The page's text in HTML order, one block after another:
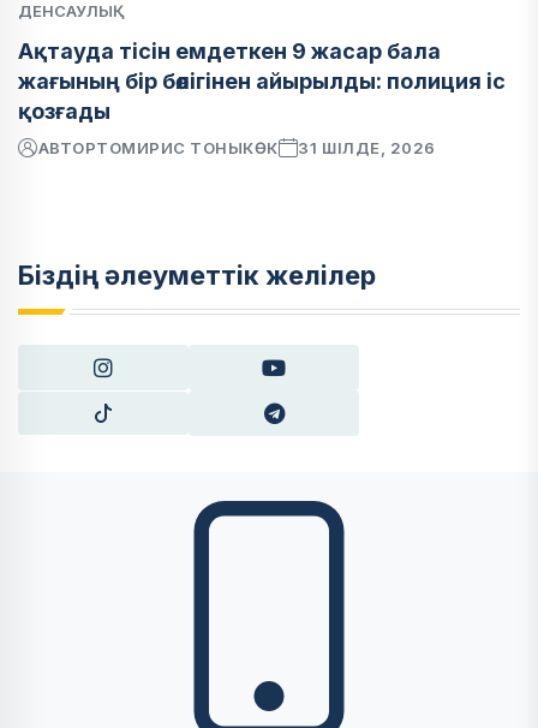
ДЕНСАУЛЫҚ
Ақтауда тісін емдеткен 9 жасар бала
жағының бір бөлігінен айырылды: полиция іс
қозғады
АВТОРТОМИРИС ТОНЫКӨК 31 ШІЛДЕ, 2026
Біздің әлеуметтік желілер